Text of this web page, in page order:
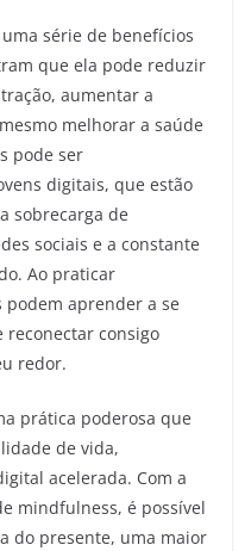
série de benefícios
que ela pode reduzir
aumentar a
melhorar a saúde
pode ser
digitais, que estão
sobrecarga de
sociais e a constante
Ao praticar
aprender a se
consigo
redor.
prática poderosa que
de vida,
acelerada. Com a
mindfulness, é possível
do presente, uma maior